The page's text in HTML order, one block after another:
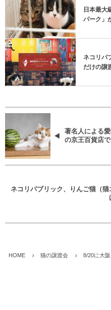
日本最大
パーク」
ネコリパ
だけの譲
著名人による
の京王百貨店
ネコリパブリック、りんご猫（
HOME 猫の譲渡会 8/20に大